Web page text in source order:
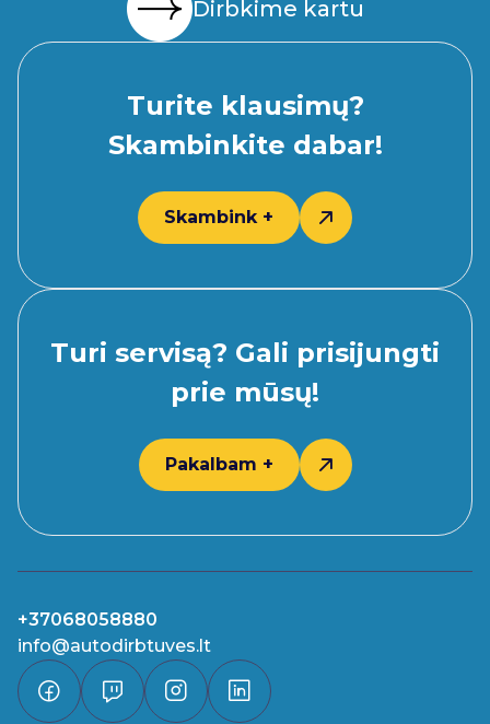
Dirbkime kartu
Turite klausimų?
Skambinkite dabar!
Skambink +
Turi servisą? Gali prisijungti
prie mūsų!
Pakalbam +
+37068058880
info@autodirbtuves.lt